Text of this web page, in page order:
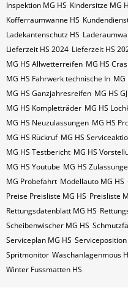
Inspektion MG HS Kindersitze MG
Kofferraumwanne HS
Ladekantenschutz HS
Lieferzeit HS 2024 Lieferzeit HS
MG HS Allwetterreifen MG HS
MG HS Fahrwerk technische In MG
MG HS Ganzjahresreifen MG HS
MG HS Kompletträder MG HS
MG HS Neuzulassungen MG HS
MG HS Rückruf MG HS
MG HS Testbericht MG HS
MG HS Youtube MG HS
MG Probefahrt Modellauto MG HS
Preise Preisliste MG HS Preisliste
Rettungsdatenblatt MG HS
Scheibenwischer MG​ HS
Serviceplan MG HS Serviceposition
Spritmonitor Waschanlagenmous
Winter Fussmatten HS